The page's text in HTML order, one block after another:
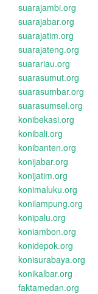
suarajambi.org
suarajabar.org
suarajatim.org
suarajateng.org
suarariau.org
suarasumut.org
suarasumbar.org
suarasumsel.org
konibekasi.org
konibali.org
konibanten.org
konijabar.org
konijatim.org
konimaluku.org
konilampung.org
konipalu.org
koniambon.org
konidepok.org
konisurabaya.org
konikalbar.org
faktamedan.org